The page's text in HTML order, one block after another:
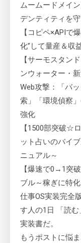
ムームードメイ
デンティティを
【コピペ×APIで
化”して量産＆収
【サーモスタン
ンウォーター・
Web攻撃：「バ
索」「環境偵察
強化
【1500部突破☆
ット占いのバイ
ニュアル～
【爆速で0→1突
ブル～稼ぎに特
仕事OS実装完全
す人の1日 「読
実装書だ。
もうポストに悩